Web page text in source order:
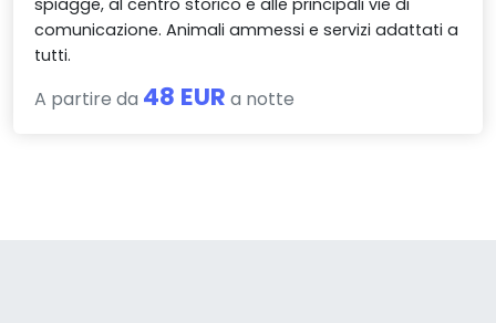
spiagge, al centro storico e alle principali vie di
comunicazione. Animali ammessi e servizi adattati a
tutti.
A partire da 48 EUR a notte